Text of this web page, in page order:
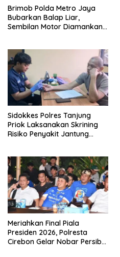
Brimob Polda Metro Jaya
Bubarkan Balap Liar,
Sembilan Motor Diamankan
Sidokkes Polres Tanjung
Priok Laksanakan Skrining
Risiko Penyakit Jantung
Meriahkan Final Piala
Presiden 2026, Polresta
Cirebon Gelar Nobar Persib